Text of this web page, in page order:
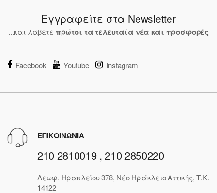
Εγγραφείτε στα Newsletter
...και λάβετε πρώτοι τα τελευταία νέα και προσφορές
Facebook Youtube Instagram
ΕΠΙΚΟΙΝΩΝΙΑ
210 2810019 , 210 2850220
Λεωφ. Ηρακλείου 378, Νέο Ηράκλειο Αττικής, Τ.Κ.
14122